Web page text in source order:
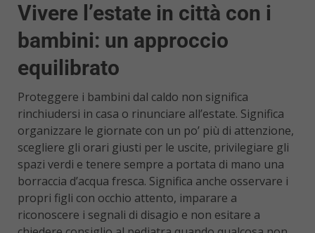
Vivere l’estate in città con i
bambini: un approccio
equilibrato
Proteggere i bambini dal caldo non significa
rinchiudersi in casa o rinunciare all’estate. Significa
organizzare le giornate con un po’ più di attenzione,
scegliere gli orari giusti per le uscite, privilegiare gli
spazi verdi e tenere sempre a portata di mano una
borraccia d’acqua fresca. Significa anche osservare i
propri figli con occhio attento, imparare a
riconoscere i segnali di disagio e non esitare a